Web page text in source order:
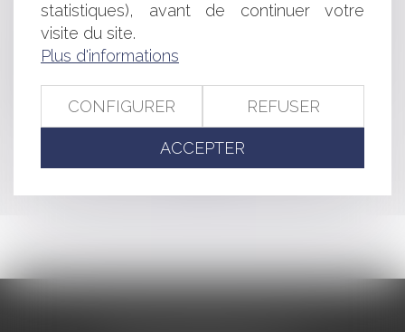
solde du prix de vente dans les VEFA, les CCMI ou les
constructions d’immeubles
Dépôt des formalités d’entreprises en cas de difficulté
Exécution d’une sentence arbitrale et intervention d’un
liquidateur étranger
< ... 39 40 41 42 43 44 45 ... >
statistiques), avant de continuer votre
visite du site.
Plus d'informations
CONFIGURER REFUSER
ACCEPTER